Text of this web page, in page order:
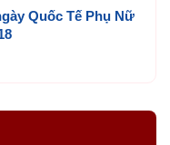
Quốc Tế Phụ Nữ